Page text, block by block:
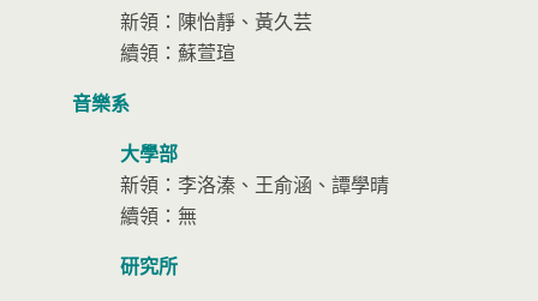
新領：陳怡靜、黃久芸
續領：蘇萱瑄
音樂系
大學部
新領：李洛溱、王俞涵、譚學晴
續領：無
研究所